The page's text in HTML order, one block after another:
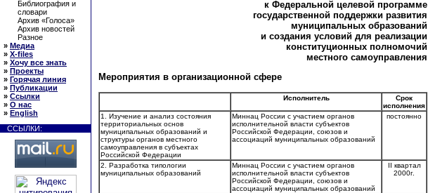
Библиография и
словари
Архив «Голоса»
Архив новостей
Разное
» Медиа
» X-files
» Хочу все знать
» Проекты
» Горячая линия
» Публикации
» Ссылки
» О нас
» English
ССЫЛКИ:
к Федеральной целевой программе
государственной поддержки развития
муниципальных образований
и создания условий для реализации
конституционных полномочий
местного самоуправления
Мероприятия в организационной сфере
Исполнитель
Срок
исполнения
1. Изучение и анализ состояния
территориальных основ
муниципальных образований и
структуры органов местного
самоуправления в субъектах
Российской Федерации
Миннац России с участием органов
исполнительной власти субъектов
Российской Федерации, союзов и
ассоциаций муниципальных образований
постоянно
2. Разработка типологии
муниципальных образований
Миннац России с участием органов
исполнительной власти субъектов
Российской Федерации, союзов и
ассоциаций муниципальных образований
II квартал
2000г.